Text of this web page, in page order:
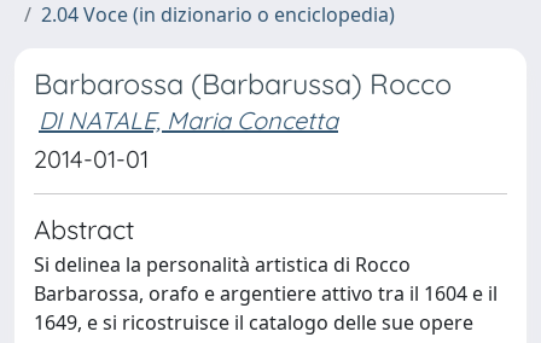
2.04 Voce (in dizionario o enciclopedia)
Barbarossa (Barbarussa) Rocco
DI NATALE, Maria Concetta
2014-01-01
Abstract
Si delinea la personalità artistica di Rocco
Barbarossa, orafo e argentiere attivo tra il 1604 e il
1649, e si ricostruisce il catalogo delle sue opere